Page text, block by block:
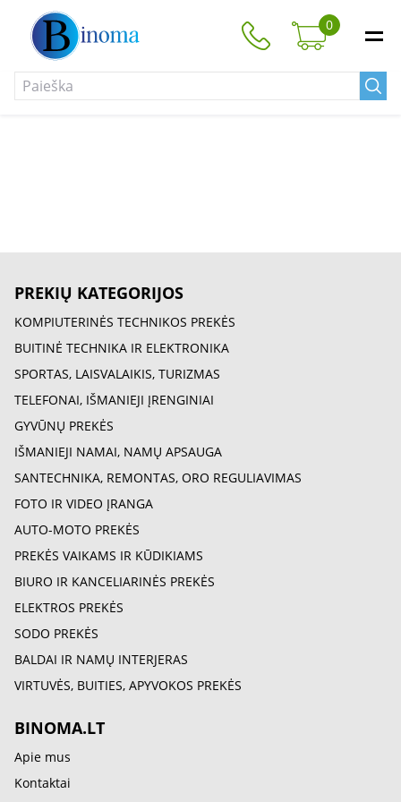
0
PREKIŲ KATEGORIJOS
KOMPIUTERINĖS TECHNIKOS PREKĖS
BUITINĖ TECHNIKA IR ELEKTRONIKA
SPORTAS, LAISVALAIKIS, TURIZMAS
TELEFONAI, IŠMANIEJI ĮRENGINIAI
GYVŪNŲ PREKĖS
IŠMANIEJI NAMAI, NAMŲ APSAUGA
SANTECHNIKA, REMONTAS, ORO REGULIAVIMAS
FOTO IR VIDEO ĮRANGA
AUTO-MOTO PREKĖS
PREKĖS VAIKAMS IR KŪDIKIAMS
BIURO IR KANCELIARINĖS PREKĖS
ELEKTROS PREKĖS
SODO PREKĖS
BALDAI IR NAMŲ INTERJERAS
VIRTUVĖS, BUITIES, APYVOKOS PREKĖS
BINOMA.LT
Apie mus
Kontaktai